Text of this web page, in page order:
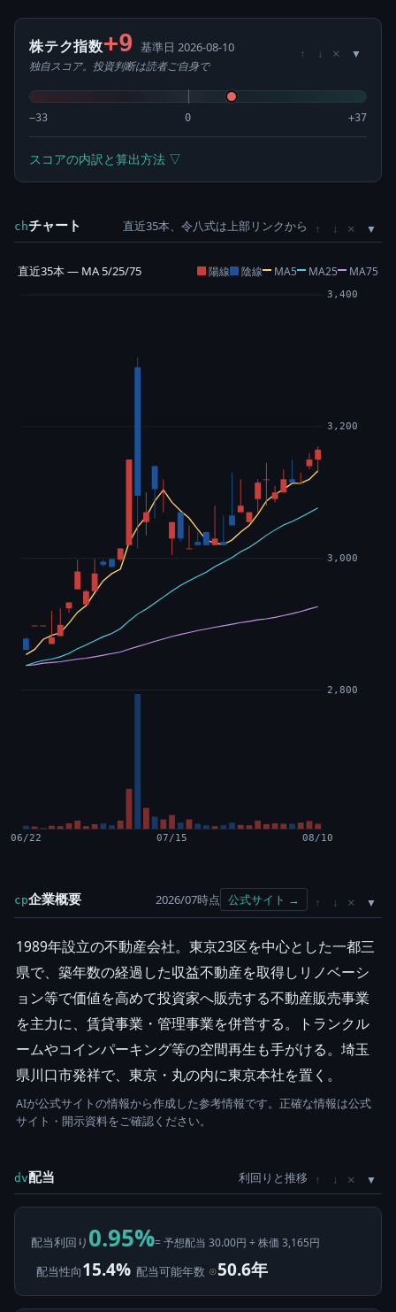
株テク指数+9 基準日 2026-08-10
独自スコア。投資判断は読者ご自身で
↑ ↓ ×
−33 0 +37
スコアの内訳と算出方法 ▽
chチャート 直近35本、令八式は上部リンクから ↑ ↓ ×
直近35本 — MA 5/25/75 陽線 陰線 MA5 MA25 MA75
2,800
3,000
3,200
3,400
06/22 07/15 08/10
cp企業概要 2026/07時点 公式サイト → ↑ ↓ ×
1989年設立の不動産会社。東京23区を中心とした一都三
県で、築年数の経過した収益不動産を取得しリノベーシ
ョン等で価値を高めて投資家へ販売する不動産販売事業
を主力に、賃貸事業・管理事業を併営する。トランクル
ームやコインパーキング等の空間再生も手がける。埼玉
県川口市発祥で、東京・丸の内に東京本社を置く。
AIが公式サイトの情報から作成した参考情報です。正確な情報は公式
サイト・開示資料をご確認ください。
dv配当 利回りと推移 ↑ ↓ ×
配当利回り 0.95%= 予想配当 30.00円 ÷ 株価 3,165円
配当性向15.4% 配当可能年数 ⊙50.6年